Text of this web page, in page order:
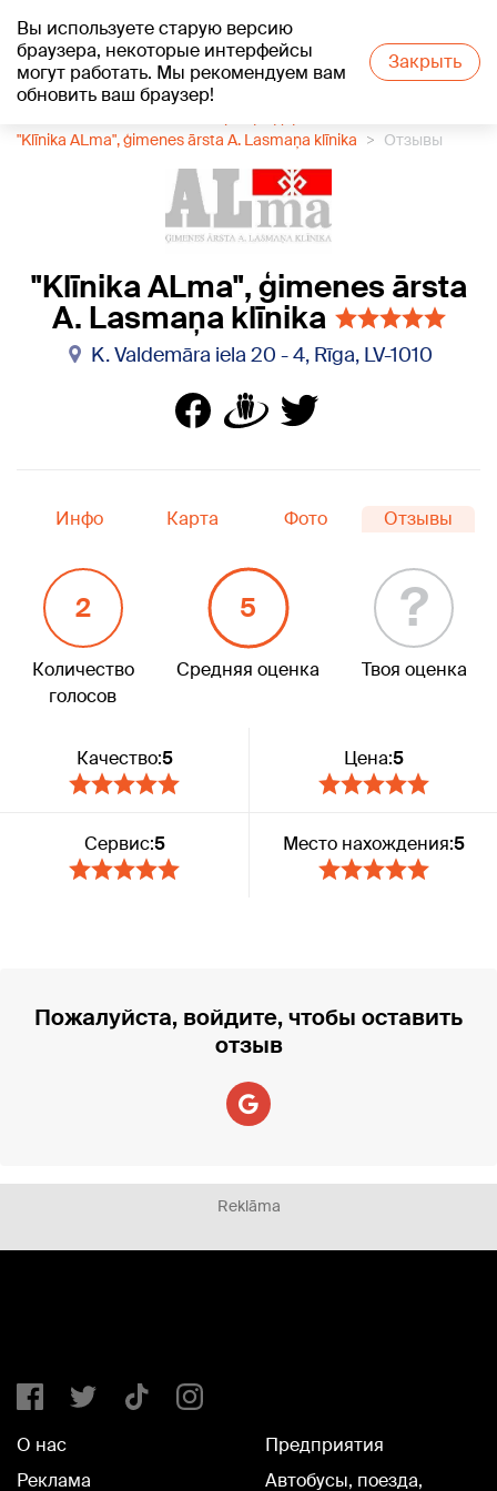
Вы используете старую версию
браузера, некоторые интерфейсы
могут работать. Мы рекомендуем вам
обновить ваш браузер!
Закрыть
+16°C
"Klīnika ALma", ģimenes ārsta A. Lasmaņa klīnika
Отзывы
"Klīnika ALma", ģimenes ārsta
A. Lasmaņa klīnika
K. Valdemāra iela 20 - 4, Rīga, LV-1010
Инфо Карта Фото Отзывы
2
Количество
голосов
5
Средняя оценка
?
Твоя оценка
Качество:5 Цена:5
Сервис:5 Место нахождения:5
Пожалуйста, войдите, чтобы оставить
отзыв
Reklāma
О нас
Реклама
Предприятия
Автобусы, поезда,